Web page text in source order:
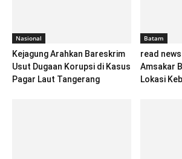
Nasional
Kejagung Arahkan Bareskrim
Usut Dugaan Korupsi di Kasus
Pagar Laut Tangerang
Batam
read
Amsakar
Lokasi